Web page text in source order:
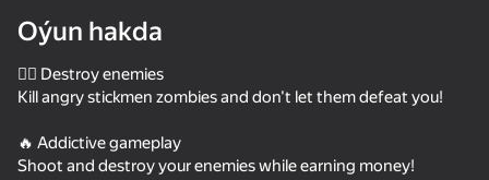
50+ top oýunlar, olary oýnaýar
hatda «oýnamayanlar» hem
Sticky Carnage
Slash Battle
Office Brawl - Room Smash
Oýun hakda
🧟‍♂️ Destroy enemies
Kill angry stickmen zombies and don't let them defeat you!
🔥 Addictive gameplay
Shoot and destroy your enemies while earning money!